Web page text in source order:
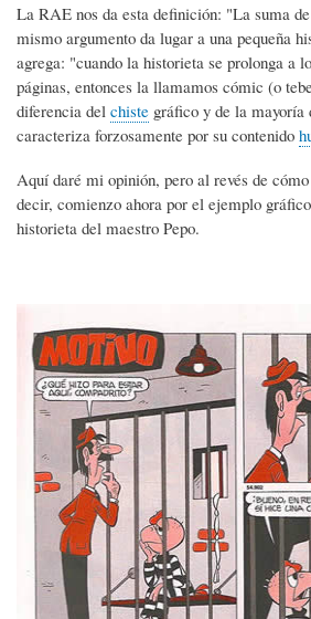
La RAE nos da esta definición: "La suma
mismo argumento da lugar a una pequeña
agrega: "cuando la historieta se prolonga a
páginas, entonces la llamamos cómic (o
diferencia del chiste gráfico y de la mayoría
caracteriza forzosamente por su contenido
Aquí daré mi opinión, pero al revés de
decir, comienzo ahora por el ejemplo
historieta del maestro Pepo.